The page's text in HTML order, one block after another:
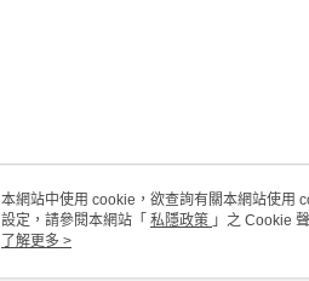
關於
本網站中使用 cookie，欲查詢有關本網站使用
設定，請參閱本網站「 私隱政策 」之 Cookie
用 cookie。
了解更多 >